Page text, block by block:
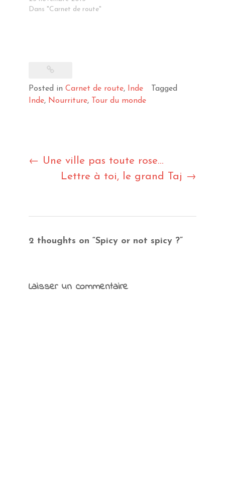
Dans "Carnet de route"
Posted in Carnet de route, Inde
Tagged
Inde, Nourriture, Tour du monde
Post
← Une ville pas toute rose…
Lettre à toi, le grand Taj →
2 thoughts on “Spicy or not spicy ?”
Laisser un commentaire